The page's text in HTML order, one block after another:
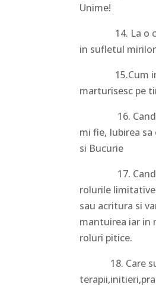
Unime!
14. La o
in sufletul
15.Cum imi
marturisesc pe
16. Cand
mi fie, Iubirea
si Bucurie
17. Cand pe
rolurile
sau acritura si
mantuirea iar in
roluri pitice.
18. Care sunt